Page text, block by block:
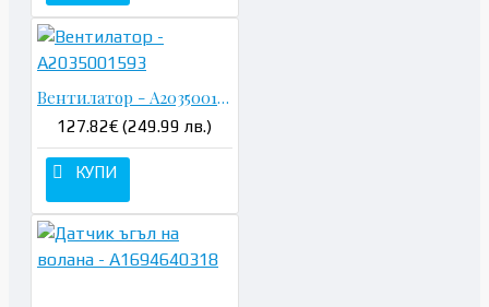
Вентилатор - A2035001593
127.82€ (249.99 лв.)
КУПИ